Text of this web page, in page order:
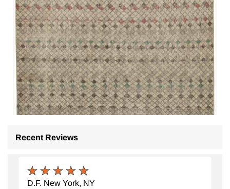
Recent Reviews
D.F. New York, NY